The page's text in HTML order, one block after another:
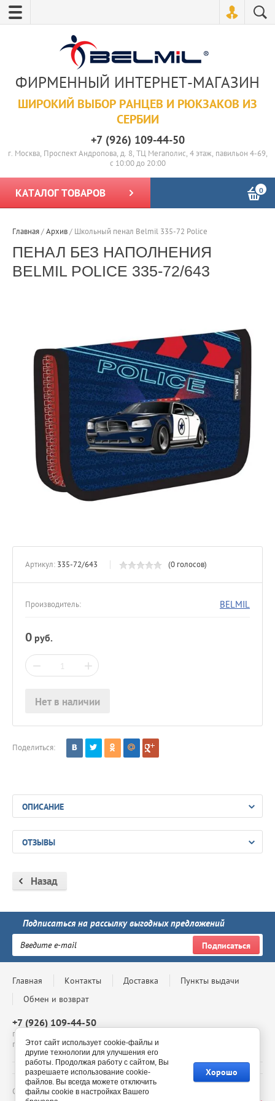
ФИРМЕННЫЙ ИНТЕРНЕТ-МАГАЗИН
ШИРОКИЙ ВЫБОР РАНЦЕВ И РЮКЗАКОВ ИЗ
СЕРБИИ
+7 (926) 109-44-50
г. Москва, Проспект Андропова, д. 8, ТЦ Мегаполис, 4 этаж, павильон 4-69,
с 10:00 до 20:00
КАТАЛОГ ТОВАРОВ 0
Главная/Архив/ Школьный пенал Belmil 335-72 Police
ПЕНАЛ БЕЗ НАПОЛНЕНИЯ
BELMIL POLICE 335-72/643
Артикул: 335-72/643 (0 голосов)
Производитель: BELMIL
0 руб.
− +
Нет в наличии
Поделиться:
ОПИСАНИЕ
ОТЗЫВЫ
Назад
Подписаться на рассылку выгодных предложений
Подписаться
Главная Контакты Доставка
Пункты выдачи
Обмен и возврат
+7 (926) 109-44-50
г. Москва, Проспект Андропова, д. 8, ТЦ Мегаполис, 4 этаж,
павильон 4-69, с 10:00 до 20:00
Copyright © - 2026 BelmilStore - официальный сайт
Этот сайт использует cookie-файлы и
другие технологии для улучшения его
работы. Продолжая работу с сайтом, Вы
разрешаете использование cookie-
файлов. Вы всегда можете отключить
файлы cookie в настройках Вашего
Хорошо